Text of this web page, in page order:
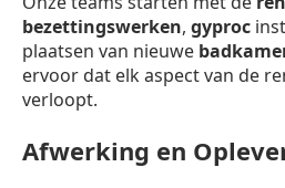
bezettingswerken, gyproc
plaatsen van nieuwe
ervoor dat elk aspect van de
verloopt.
Afwerking en